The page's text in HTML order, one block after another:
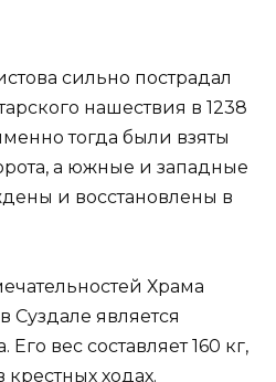
сильно пострадал
нашествия в 1238
тогда были взяты
а южные и западные
и восстановлены в
Храма
Суздале является
вес составляет 160 кг,
ходах.